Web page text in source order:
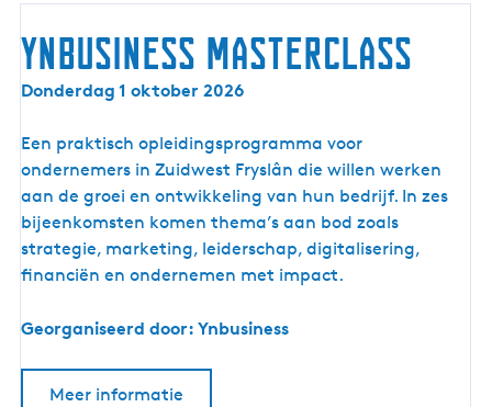
o
u
w
n
Ynbusiness masterclass
Y
b
u
s
i
n
e
s
a
Donderdag 1 oktober 2026
Een praktisch opleidingsprogramma voor
ondernemers in Zuidwest Fryslân die willen werken
aan de groei en ontwikkeling van hun bedrijf. In zes
bijeenkomsten komen thema’s aan bod zoals
strategie, marketing, leiderschap, digitalisering,
financiën en ondernemen met impact.
Georganiseerd door: Ynbusiness
Meer informatie